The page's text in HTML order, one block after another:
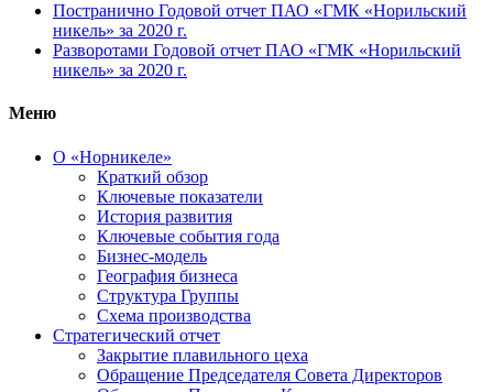
Постранично Годовой отчет ПАО «ГМК «Норильский
никель» за 2020 г.
Разворотами Годовой отчет ПАО «ГМК «Норильский
никель» за 2020 г.
Меню
О «Норникеле»
Краткий обзор
Ключевые показатели
История развития
Ключевые события года
Бизнес-модель
География бизнеса
Структура Группы
Схема производства
Стратегический отчет
Закрытие плавильного цеха
Обращение Председателя Совета Директоров